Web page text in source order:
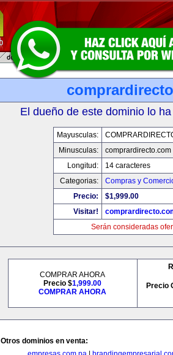
El dueño de este dominio lo
Mayusculas:
Minusculas:
comprardirecto.com
Longitud:
14 caracteres
Categorias:
Compras y
Precio:
$1,999.00
Visitar!
Serán consideradas
COMPRAR AHORA
Precio $1,999.00
COMPRAR AHORA
Precio
Otros dominios en venta: